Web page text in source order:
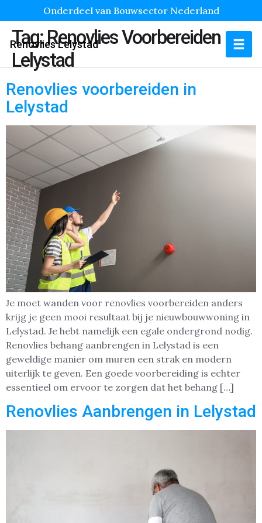
Onderdeel van Bouwsector Nederland
Renovlies Lelystad
Tag:Renovlies Voorbereiden
Lelystad
Renovlies voorbereiden in
Lelystad
Je moet wanden voor renovlies voorbereiden anders
krijg je geen mooi resultaat bij je nieuwbouwwoning in
Lelystad. Je hebt namelijk een egale ondergrond nodig.
Renovlies behang aanbrengen in Lelystad is een
geweldige manier om muren een strak en modern
uiterlijk te geven. Een goede voorbereiding is echter
essentieel om ervoor te zorgen dat het behang […]
Renovlies Aanbrengen in Lelystad